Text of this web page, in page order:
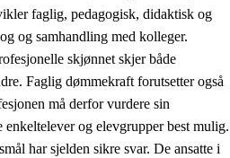
faglig, pedagogisk, didaktisk og
og samhandling med kolleger.
skjønnet skjer både
Faglig dømmekraft forutsetter også
må derfor vurdere sin
enkeltelever og elevgrupper best mulig.
har sjelden sikre svar. De ansatte i